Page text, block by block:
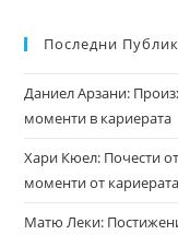
Последни
Даниел Арзани:
моменти в кариерата
Хари Кюел: Почести
моменти от кариерата
Матю Леки: